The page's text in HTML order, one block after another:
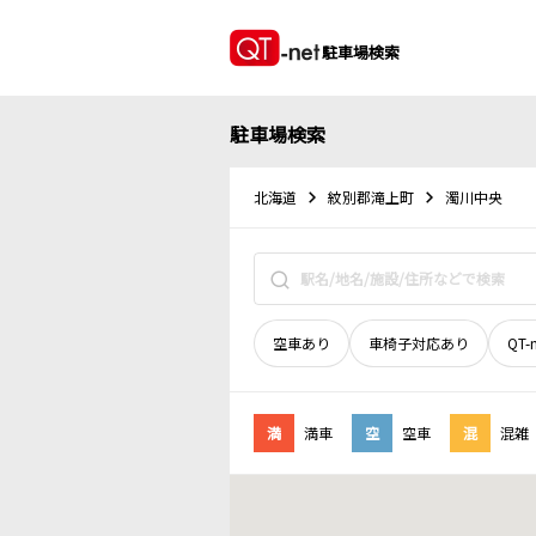
駐車場検索
駐車場検索
北海道 紋別郡滝上町 濁川中央
空車あり 車椅子対応あり QT-
満 満車 空 空車 混 混雑